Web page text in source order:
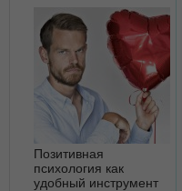
Позитивная
психология как
удобный инструмент